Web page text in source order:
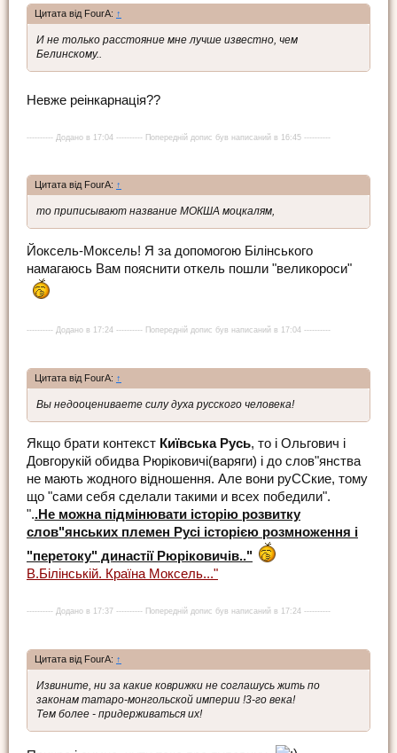
Цитата від FourA: ↑
И не только расстояние мне лучше известно, чем
Белинскому..
Невже реінкарнація??
---------- Додано в 17:04 ---------- Попередній допис був написаний в 16:45 ----------
Цитата від FourA: ↑
то приписывают название МОКША моцкалям,
Йоксель-Моксель! Я за допомогою Білінського
намагаюсь Вам пояснити откель пошли "великороси"
---------- Додано в 17:24 ---------- Попередній допис був написаний в 17:04 ----------
Цитата від FourA: ↑
Вы недооцениваете силу духа русского человека!
Якщо брати контекст Київська Русь, то і Ольгович і
Довгорукій обидва Рюріковичі(варяги) і до слов"янства
не мають жодного відношення. Але вони руССкие, тому
що "сами себя сделали такими и всех победили".
"..Не можна підмінювати історію розвитку
слов"янських племен Русі історією розмноження і
"перетоку" династії Рюріковичів.."
В.Білінській. Країна Моксель..."
---------- Додано в 17:37 ---------- Попередній допис був написаний в 17:24 ----------
Цитата від FourA: ↑
Извините, ни за какие коврижки не соглашусь жить по
законам татаро-монгольской империи !3-го века!
Тем более - придерживаться их!